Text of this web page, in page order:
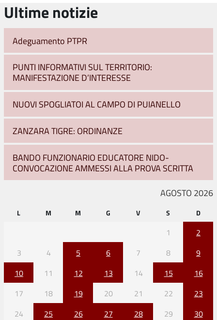
Ultime notizie
Adeguamento PTPR
PUNTI INFORMATIVI SUL TERRITORIO:
MANIFESTAZIONE D’INTERESSE
NUOVI SPOGLIATOI AL CAMPO DI PUIANELLO
ZANZARA TIGRE: ORDINANZE
BANDO FUNZIONARIO EDUCATORE NIDO-
CONVOCAZIONE AMMESSI ALLA PROVA SCRITTA
AGOSTO 2026
L M M G V S D
1
2
3
4 5 6 7 8
9
10
11 12 13 14 15
16
17
18 19 20 21 22
23
24
25 26 27 28 29
30